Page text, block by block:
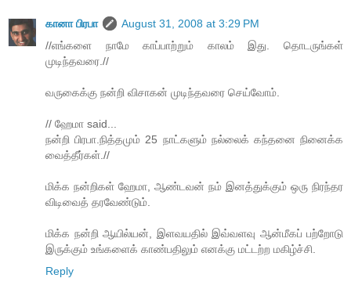
கானா பிரபா
August 31, 2008 at 3:29 PM
//எங்களை நாமே காப்பாற்றும் காலம் இது. தொடருங்கள்
முடிந்தவரை.//
வருகைக்கு நன்றி விசாகன் முடிந்தவரை செய்வோம்.
// ஹேமா said...
நன்றி பிரபா.நித்தமும் 25 நாட்களும் நல்லைக் கந்தனை நினைக்க
வைத்தீர்கள்.//
மிக்க நன்றிகள் ஹேமா, ஆண்டவன் நம் இனத்துக்கும் ஒரு நிரந்தர
விடிவைத் தரவேண்டும்.
மிக்க நன்றி ஆயில்யன், இளவயதில் இவ்வளவு ஆன்மீகப் பற்றோடு
இருக்கும் உங்களைக் காண்பதிலும் எனக்கு மட்டற்ற மகிழ்ச்சி.
Reply